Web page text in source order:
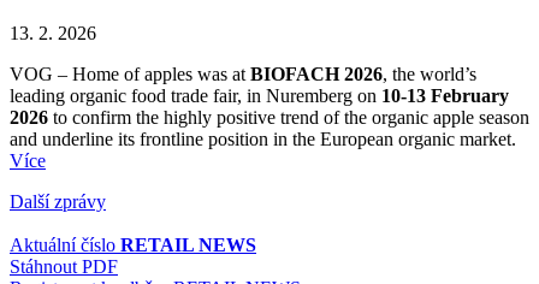
13. 2. 2026
VOG – Home of apples was at BIOFACH 2026, the world’s
leading organic food trade fair, in Nuremberg on 10-13 February
2026 to confirm the highly positive trend of the organic apple season
and underline its frontline position in the European organic market.
Více
Další zprávy
Aktuální číslo RETAIL NEWS
Stáhnout PDF